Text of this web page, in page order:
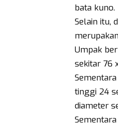
bata kuno.
Selain itu,
Umpak
sekitar 76
tinggi 24
diameter